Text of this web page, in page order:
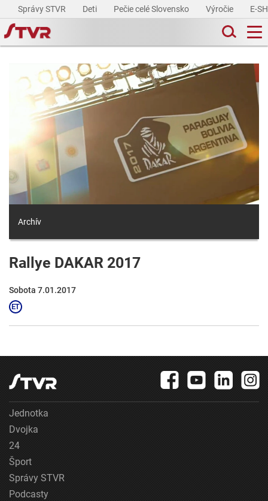
Správy STVR Deti Pečie celé Slovensko Výročie E-
Archív
Rallye DAKAR 2017
Sobota 7.01.2017
Jednotka
Dvojka
24
Šport
Správy STVR
Podcasty